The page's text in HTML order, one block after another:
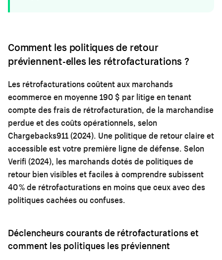
Comment les politiques de retour
préviennent-elles les rétrofacturations ?
Les rétrofacturations coûtent aux marchands
ecommerce en moyenne 190 $ par litige en tenant
compte des frais de rétrofacturation, de la marchandise
perdue et des coûts opérationnels, selon
Chargebacks911 (2024). Une politique de retour claire et
accessible est votre première ligne de défense. Selon
Verifi (2024), les marchands dotés de politiques de
retour bien visibles et faciles à comprendre subissent
40 % de rétrofacturations en moins que ceux avec des
politiques cachées ou confuses.
Déclencheurs courants de rétrofacturations et
comment les politiques les préviennent